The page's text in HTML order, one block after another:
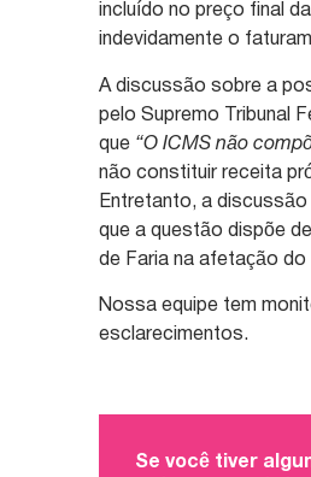
incluído no preço final
indevidamente o
A discussão sobre a
pelo Supremo Tribunal
que “O ICMS não
não constituir receita
Entretanto, a
que a questão dispõe
de Faria na afetação
Nossa equipe tem
esclarecimentos.
Se você tiver